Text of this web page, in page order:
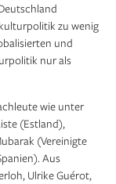
zu wenig
und
nur als
wie unter
(Estland),
(Vereinigte
Aus
Ulrike Guérot,